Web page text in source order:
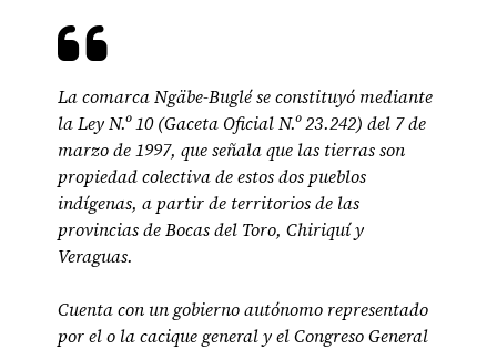
La comarca Ngäbe-Buglé se constituyó mediante
la Ley N.º 10 (Gaceta Oficial N.º 23.242) del 7 de
marzo de 1997, que señala que las tierras son
propiedad colectiva de estos dos pueblos
indígenas, a partir de territorios de las
provincias de Bocas del Toro, Chiriquí y
Veraguas.
Cuenta con un gobierno autónomo representado
por el o la cacique general y el Congreso General